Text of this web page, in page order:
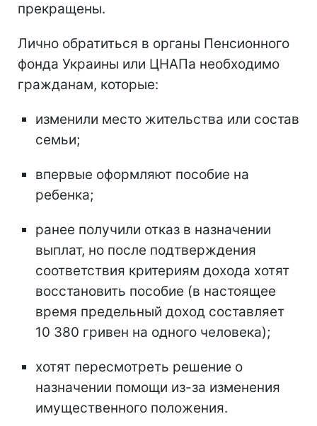
прекращены.
Лично обратиться в органы Пенсионного
фонда Украины или ЦНАПа необходимо
гражданам, которые:
изменили место жительства или состав
семьи;
впервые оформляют пособие на
ребенка;
ранее получили отказ в назначении
выплат, но после подтверждения
соответствия критериям дохода хотят
восстановить пособие (в настоящее
время предельный доход составляет
10 380 гривен на одного человека);
хотят пересмотреть решение о
назначении помощи из-за изменения
имущественного положения.